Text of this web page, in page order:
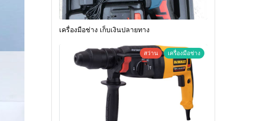
เครื่องมือช่าง เก็บเงินปลายทาง
สว่าน เครื่องมือช่าง